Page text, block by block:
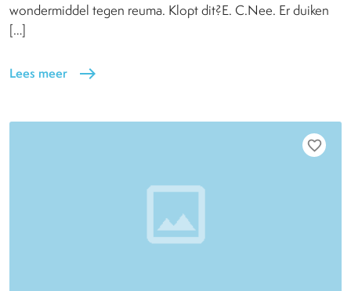
wondermiddel tegen reuma. Klopt dit?E. C.Nee. Er duiken
[…]
Lees meer east
favorite_border